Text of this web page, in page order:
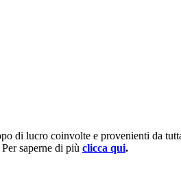
di lucro coinvolte e provenienti da
saperne di più clicca qui.